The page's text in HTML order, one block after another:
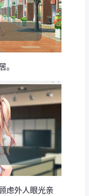
。
虑外人眼光亲